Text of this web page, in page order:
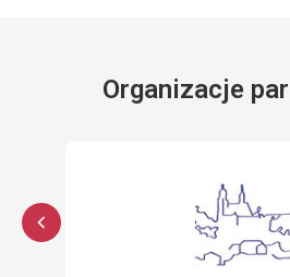
Organizacje